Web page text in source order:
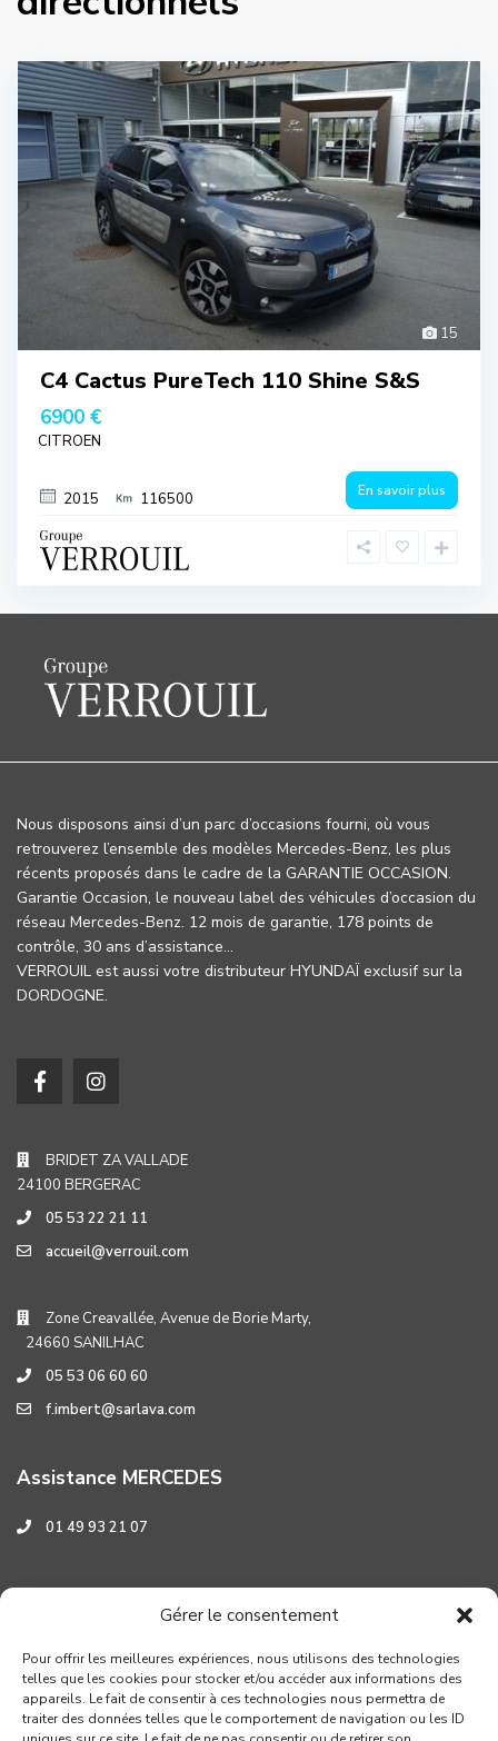
Gérer le consentement
Pour offrir les meilleures expériences, nous utilisons des technologies
telles que les cookies pour stocker et/ou accéder aux informations des
appareils. Le fait de consentir à ces technologies nous permettra de
traiter des données telles que le comportement de navigation ou les ID
15
C4 Cactus PureTech 110 Shine S&S
6900 €
CITROEN
2015 116500 En savoir plus
Nous disposons ainsi d’un parc d’occasions fourni, où vous
retrouverez l’ensemble des modèles Mercedes-Benz, les plus
récents proposés dans le cadre de la GARANTIE OCCASION.
Garantie Occasion, le nouveau label des véhicules d’occasion du
réseau Mercedes-Benz. 12 mois de garantie, 178 points de
contrôle, 30 ans d’assistance…
VERROUIL est aussi votre distributeur HYUNDAÏ exclusif sur la
DORDOGNE.
BRIDET ZA VALLADE
24100 BERGERAC
05 53 22 21 11
accueil@verrouil.com
Zone Creavallée, Avenue de Borie Marty,
24660 SANILHAC
05 53 06 60 60
f.imbert@sarlava.com
Assistance MERCEDES
01 49 93 21 07
Assistance HYUNDAI